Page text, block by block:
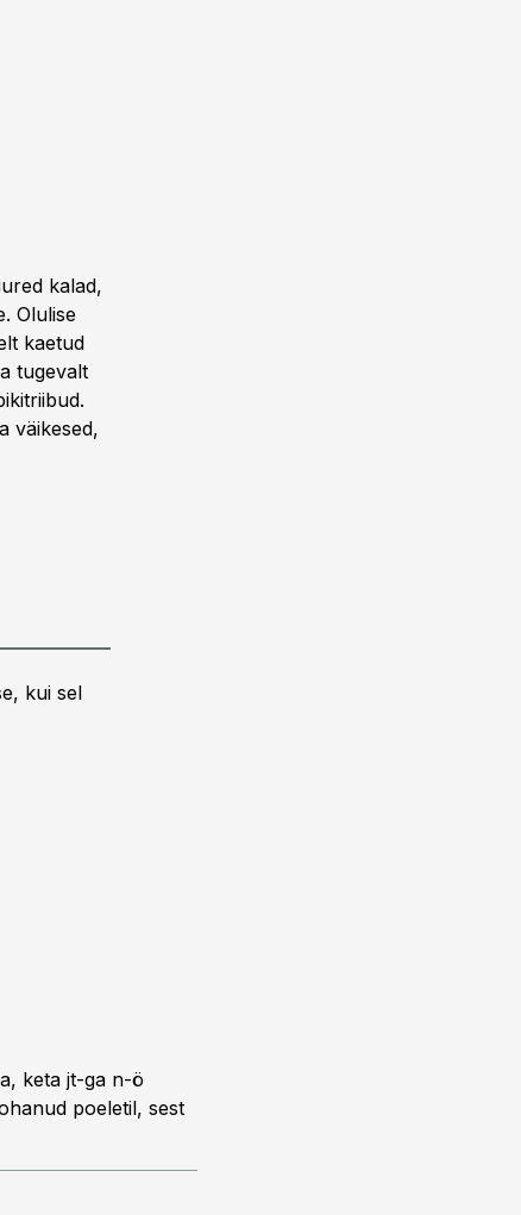
kalad,
Olulise
kaetud
tugevalt
väikesed,
kui sel
keta jt-ga n-ö
poeletil, sest